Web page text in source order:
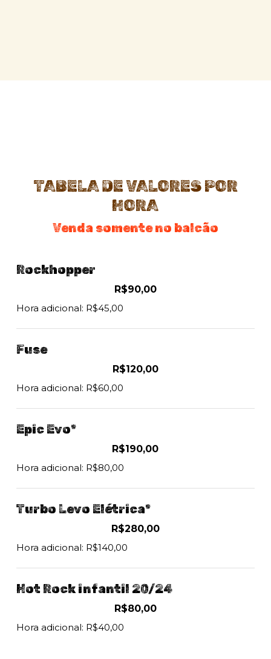
TABELA DE VALORES POR
HORA
Venda somente no balcão
Rockhopper
R$90,00
Hora adicional: R$45,00
Fuse
R$120,00
Hora adicional: R$60,00
Epic Evo*
R$190,00
Hora adicional: R$80,00
Turbo Levo Elétrica*
R$280,00
Hora adicional: R$140,00
Hot Rock infantil 20/24
R$80,00
Hora adicional: R$40,00